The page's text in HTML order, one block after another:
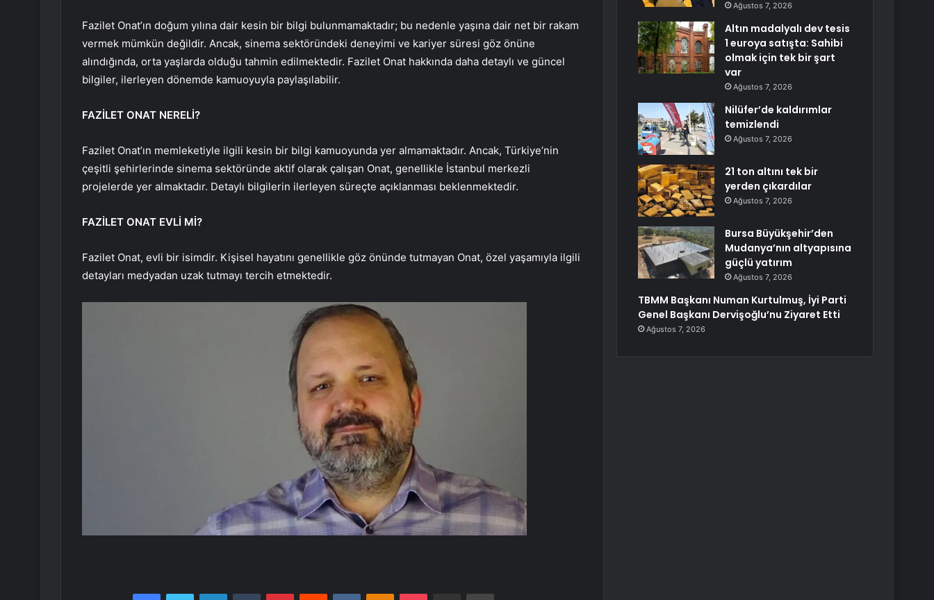
Fazilet Onat’ın doğum yılına dair kesin bir bilgi bulunmamaktadır; bu nedenle yaşına dair net bir rakam
vermek mümkün değildir. Ancak, sinema sektöründeki deneyimi ve kariyer süresi göz önüne
alındığında, orta yaşlarda olduğu tahmin edilmektedir. Fazilet Onat hakkında daha detaylı ve güncel
bilgiler, ilerleyen dönemde kamuoyuyla paylaşılabilir.
FAZİLET ONAT NERELİ?
Fazilet Onat’ın memleketiyle ilgili kesin bir bilgi kamuoyunda yer almamaktadır. Ancak, Türkiye’nin
çeşitli şehirlerinde sinema sektöründe aktif olarak çalışan Onat, genellikle İstanbul merkezli
projelerde yer almaktadır. Detaylı bilgilerin ilerleyen süreçte açıklanması beklenmektedir.
FAZİLET ONAT EVLİ Mİ?
Fazilet Onat, evli bir isimdir. Kişisel hayatını genellikle göz önünde tutmayan Onat, özel yaşamıyla ilgili
detayları medyadan uzak tutmayı tercih etmektedir.
FacebookTwitter LinkedInTumblr PinterestReddit VKontakteOdnoklassniki
Pocket E-Posta ile paylaş Yazdır
Ağustos 7, 2026
Altın madalyalı dev tesis
1 euroya satışta: Sahibi
olmak için tek bir şart
var
Ağustos 7, 2026
Nilüfer’de kaldırımlar
temizlendi
Ağustos 7, 2026
21 ton altını tek bir
yerden çıkardılar
Ağustos 7, 2026
Bursa Büyükşehir’den
Mudanya’nın altyapısına
güçlü yatırım
Ağustos 7, 2026
TBMM Başkanı Numan Kurtulmuş, İyi Parti
Genel Başkanı Dervişoğlu’nu Ziyaret Etti
Ağustos 7, 2026